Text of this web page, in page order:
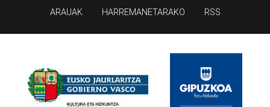
ARAUAK HARREMANETARAKO RSS